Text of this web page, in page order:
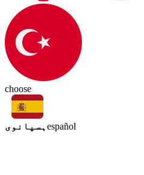
choose
ہسپانوی español